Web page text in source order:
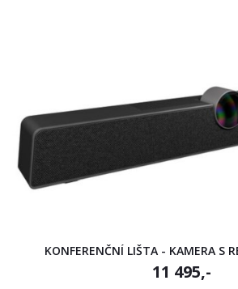
KONFERENČNÍ LIŠTA - KAMERA S
11 495,-